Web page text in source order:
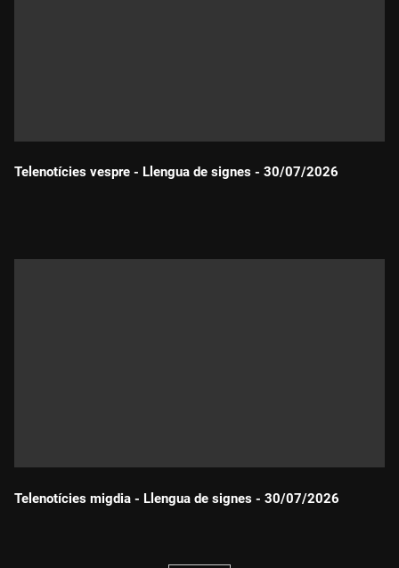
Telenotícies vespre - Llengua de signes - 30/07/2026
Telenotícies migdia - Llengua de signes - 30/07/2026